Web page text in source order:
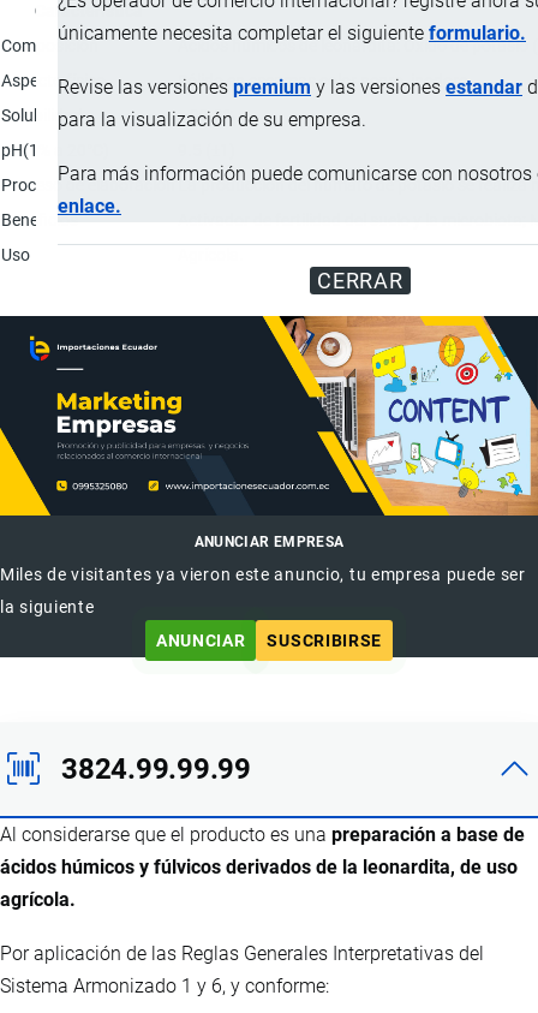
únicamente necesita completar el siguiente formulario.
Revise las versiones premium y las versiones estandar
para la visualización de su empresa.
Para más información puede comunicarse con nosotros
enlace.
CERRAR
Característica
Composición
Ácidos húmicos de leonardita: Óxido de potasio
Aspecto físico
Sólido en escamas color negro, inodoro.
Solubilidad
> 99.8%
pH(1% a 20°C)
Proceso de elaboraciónLa producción del humato de potasio se realiza
Beneficios
Uso
ANUNCIAR EMPRESA
Miles de visitantes ya vieron este anuncio, tu empresa puede ser
la siguiente
ANUNCIAR
SUSCRIBIRSE
3824.99.99.99
Al considerarse que el producto es una preparación a base de
ácidos húmicos y fúlvicos derivados de la leonardita, de uso
agrícola.
Por aplicación de las Reglas Generales Interpretativas del
Sistema Armonizado 1 y 6, y conforme: